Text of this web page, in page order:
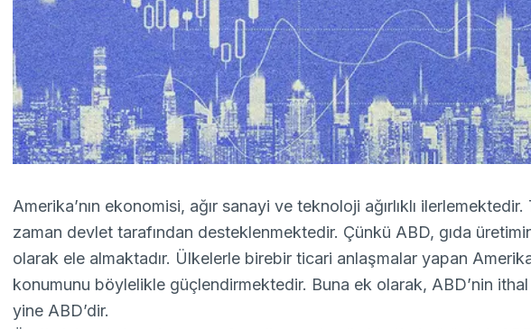
Amerika’nın ekonomisi, ağır sanayi ve teknoloji ağırlıklı
zaman devlet tarafından desteklenmektedir. Çünkü ABD, gıda
olarak ele almaktadır. Ülkelerle birebir ticari anlaşmalar yapan
konumunu böylelikle güçlendirmektedir. Buna ek olarak, ABD’nin
yine ABD’dir.